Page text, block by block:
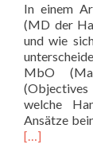
In einem
(MD der
und wie
MbO
welche
Ansätze
[…]